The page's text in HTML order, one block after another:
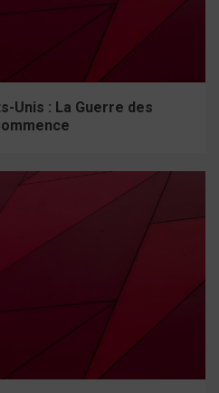
Unis : La Guerre des